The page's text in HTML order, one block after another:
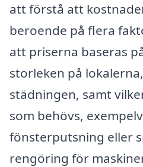
att förstå att
beroende på flera
att priserna baseras
storleken på
städningen, samt
som behövs,
fönsterputsning eller
rengöring för